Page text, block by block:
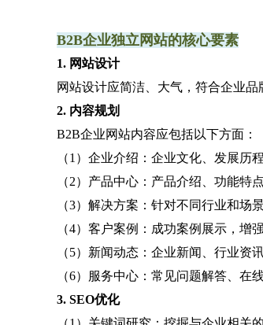
B2B企业独立网站的核心要素
1. 网站设计
网站设计应简洁、大气，符合企业
2. 内容规划
B2B企业网站内容应包括以下方面：
（1）企业介绍：企业文化、发展历
（2）产品中心：产品介绍、功能特
（3）解决方案：针对不同行业和场
（4）客户案例：成功案例展示，增
（5）新闻动态：企业新闻、行业资
（6）服务中心：常见问题解答、在
3. SEO优化